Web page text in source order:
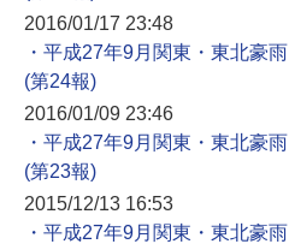
2016/01/17 23:48
・平成27年9月関東・東北豪雨
2016/01/09 23:46
・平成27年9月関東・東北豪雨
2015/12/13 16:53
・平成27年9月関東・東北豪雨